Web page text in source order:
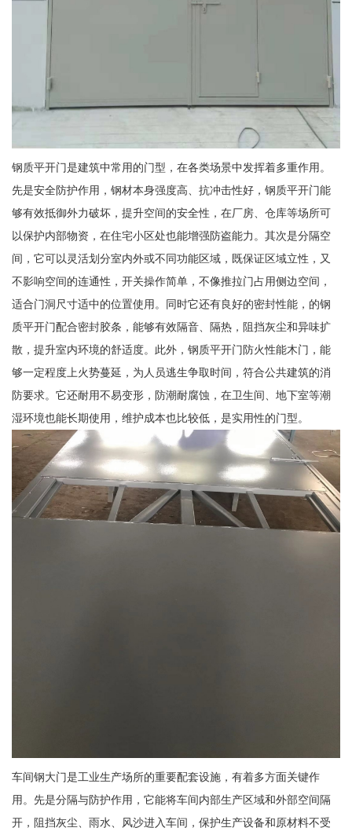
钢质平开门是建筑中常用的门型，在各类场景中发挥着多重作用。
先是安全防护作用，钢材本身强度高、抗冲击性好，钢质平开门能
够有效抵御外力破坏，提升空间的安全性，在厂房、仓库等场所可
以保护内部物资，在住宅小区处也能增强防盗能力。其次是分隔空
间，它可以灵活划分室内外或不同功能区域，既保证区域立性，又
不影响空间的连通性，开关操作简单，不像推拉门占用侧边空间，
适合门洞尺寸适中的位置使用。同时它还有良好的密封性能，的钢
质平开门配合密封胶条，能够有效隔音、隔热，阻挡灰尘和异味扩
散，提升室内环境的舒适度。此外，钢质平开门防火性能木门，能
够一定程度上火势蔓延，为人员逃生争取时间，符合公共建筑的消
防要求。它还耐用不易变形，防潮耐腐蚀，在卫生间、地下室等潮
湿环境也能长期使用，维护成本也比较低，是实用性的门型。
车间钢大门是工业生产场所的重要配套设施，有着多方面关键作
用。先是分隔与防护作用，它能将车间内部生产区域和外部空间隔
开，阻挡灰尘、雨水、风沙进入车间，保护生产设备和原材料不受